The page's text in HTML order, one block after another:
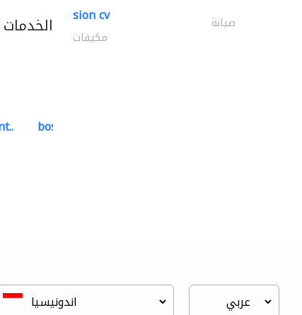
bosch security systems..
sion cv صيانة
مكيفات